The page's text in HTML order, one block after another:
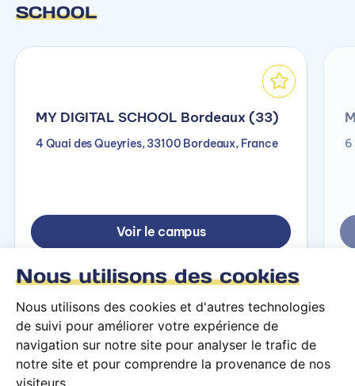
Nous utilisons des cookies
Nous utilisons des cookies et d'autres technologies
de suivi pour améliorer votre expérience de
navigation sur notre site pour analyser le trafic de
notre site et pour comprendre la provenance de nos
visiteurs.
SCHOOL
MY DIGITAL SCHOOL Bordeaux (33)
4 Quai des Queyries, 33100 Bordeaux, France
Voir le campus
6